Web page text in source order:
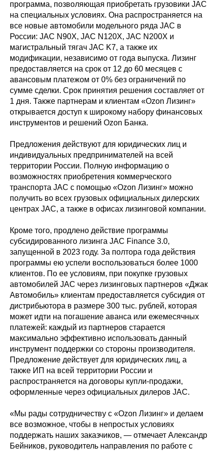
программа, позволяющая приобретать грузовики JAC
на специальных условиях. Она распространяется на
все новые автомобили модельного ряда JAC в
России: JAC N90X, JAC N120X, JAC N200X и
магистральный тягач JAC K7, а также их
модификации, независимо от года выпуска. Лизинг
предоставляется на срок от 12 до 60 месяцев с
авансовым платежом от 0% без ограничений по
сумме сделки. Срок принятия решения составляет от
1 дня. Также партнерам и клиентам «Ozon Лизинг»
открывается доступ к широкому набору финансовых
инструментов и решений Ozon Банка.
Предложения действуют для юридических лиц и
индивидуальных предпринимателей на всей
территории России. Полную информацию о
возможностях приобретения коммерческого
транспорта JAC с помощью «Ozon Лизинг» можно
получить во всех грузовых официальных дилерских
центрах JAC, а также в офисах лизинговой компании.
Кроме того, продлено действие программы
субсидированного лизинга JAC Finance 3.0,
запущенной в 2023 году. За полтора года действия
программы ею успели воспользоваться более 1000
клиентов. По ее условиям, при покупке грузовых
автомобилей JAC через лизинговых партнеров «Джак
Автомобиль» клиентам предоставляется субсидия от
дистрибьютора в размере 300 тыс. рублей, которая
может идти на погашение аванса или ежемесячных
платежей: каждый из партнеров старается
максимально эффективно использовать данный
инструмент поддержки со стороны производителя.
Предложение действует для юридических лиц, а
также ИП на всей территории России и
распространяется на договоры купли-продажи,
оформленные через официальных дилеров JAC.
«Мы рады сотрудничеству с «Ozon Лизинг» и делаем
все возможное, чтобы в непростых условиях
поддержать наших заказчиков, — отмечает Александр
Бейников, руководитель направления по работе с